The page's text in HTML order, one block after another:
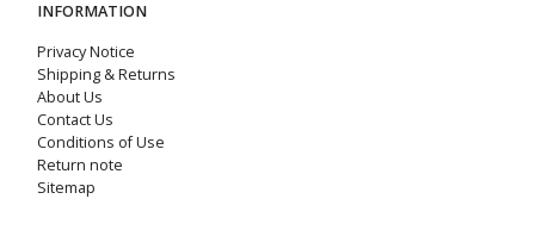
INFORMATION
Privacy Notice
Shipping & Returns
About Us
Contact Us
Conditions of Use
Return note
Sitemap